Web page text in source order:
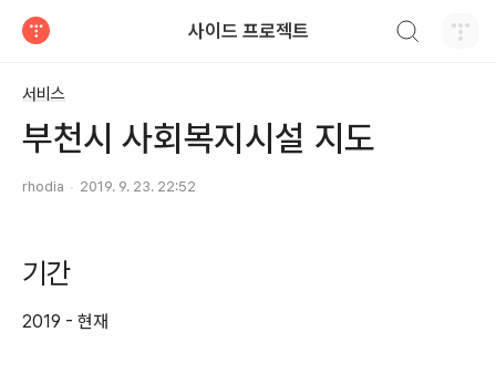
사이드 프로젝트
서비스
부천시 사회복지시설 지도
rhodia 2019. 9. 23. 22:52
기간
2019 - 현재